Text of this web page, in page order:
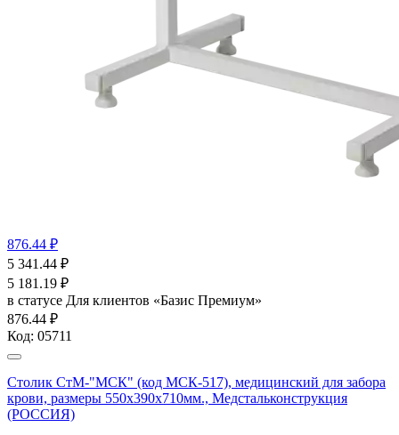
876.44 ₽
5 341.44 ₽
5 181.19 ₽
в статусе Для клиентов «Базис Премиум»
876.44 ₽
Код: 05711
Столик СтМ-"МСК" (код МСК-517), медицинский для забора
крови, размеры 550х390х710мм., Медстальконструкция
(РОССИЯ)